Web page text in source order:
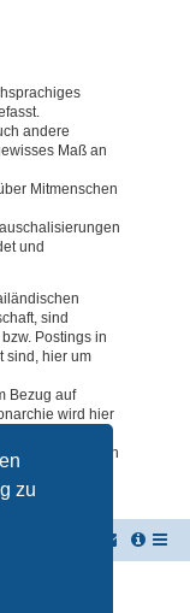
zu
andere
Maß an
Mitmenschen
und
sind
Postings in
sind, hier um
Bezug auf
wird hier
bedenklich
Limited